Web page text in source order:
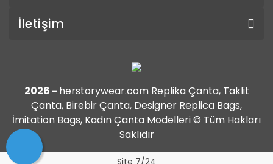
İletişim
2026 - herstorywear.com Replika Çanta, Taklit
Çanta, Birebir Çanta, Designer Replica Bags,
İmitation Bags, Kadın Çanta Modelleri © Tüm Hakları
Saklıdır
Site 7/24